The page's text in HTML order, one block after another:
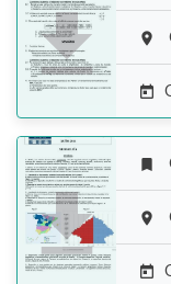
 




